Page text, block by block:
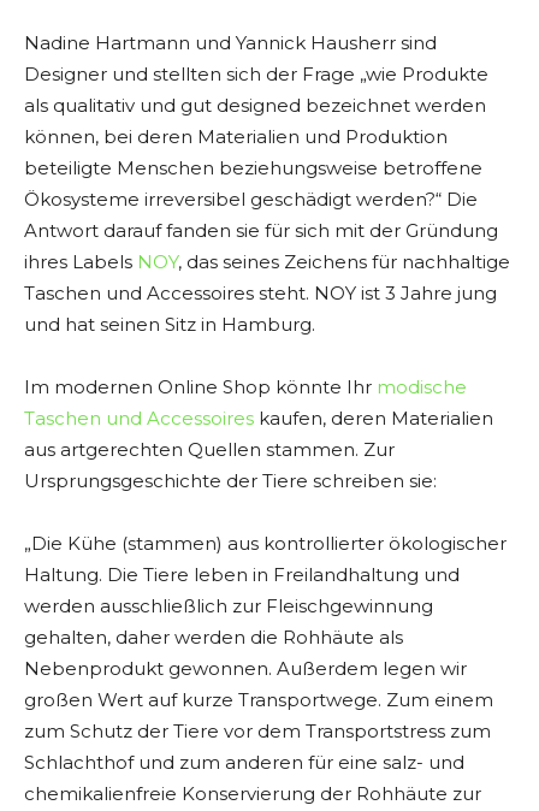
Nadine Hartmann und Yannick Hausherr sind
Designer und stellten sich der Frage „wie Produkte
als qualitativ und gut designed bezeichnet werden
können, bei deren Materialien und Produktion
beteiligte Menschen beziehungsweise betroffene
Ökosysteme irreversibel geschädigt werden?“ Die
Antwort darauf fanden sie für sich mit der Gründung
ihres Labels NOY, das seines Zeichens für nachhaltige
Taschen und Accessoires steht. NOY ist 3 Jahre jung
und hat seinen Sitz in Hamburg.
Im modernen Online Shop könnte Ihr modische
Taschen und Accessoires kaufen, deren Materialien
aus artgerechten Quellen stammen. Zur
Ursprungsgeschichte der Tiere schreiben sie:
„Die Kühe (stammen) aus kontrollierter ökologischer
Haltung. Die Tiere leben in Freilandhaltung und
werden ausschließlich zur Fleischgewinnung
gehalten, daher werden die Rohhäute als
Nebenprodukt gewonnen. Außerdem legen wir
großen Wert auf kurze Transportwege. Zum einem
zum Schutz der Tiere vor dem Transportstress zum
Schlachthof und zum anderen für eine salz- und
chemikalienfreie Konservierung der Rohhäute zur